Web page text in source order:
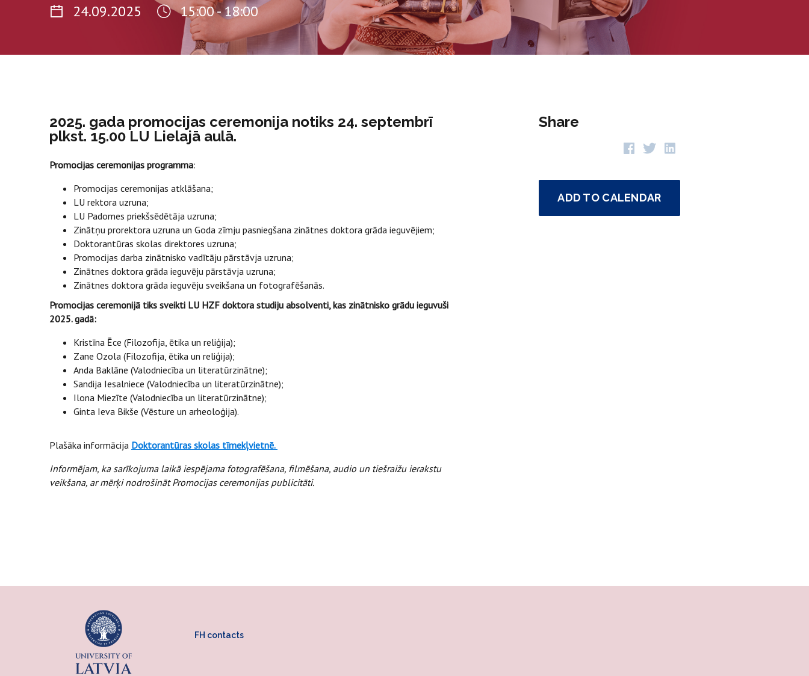
24.09.2025 15:00 - 18:00
2025. gada promocijas ceremonija notiks 24. septembrī
plkst. 15.00 LU Lielajā aulā.
Promocijas ceremonijas programma:
Promocijas ceremonijas atklāšana;
LU rektora uzruna;
LU Padomes priekšsēdētāja uzruna;
Zinātņu prorektora uzruna un Goda zīmju pasniegšana zinātnes doktora grāda ieguvējiem;
Doktorantūras skolas direktores uzruna;
Promocijas darba zinātnisko vadītāju pārstāvja uzruna;
Zinātnes doktora grāda ieguvēju pārstāvja uzruna;
Zinātnes doktora grāda ieguvēju sveikšana un fotografēšanās.
Promocijas ceremonijā tiks sveikti LU HZF doktora studiju absolventi, kas zinātnisko grādu ieguvuši
2025. gadā:
Kristīna Ēce (Filozofija, ētika un reliģija);
Zane Ozola (Filozofija, ētika un reliģija);
Anda Baklāne (Valodniecība un literatūrzinātne);
Sandija Iesalniece (Valodniecība un literatūrzinātne);
Ilona Miezīte (Valodniecība un literatūrzinātne);
Ginta Ieva Bikše (Vēsture un arheoloģija).
Plašāka informācija Doktorantūras skolas tīmekļvietnē.
Informējam, ka sarīkojuma laikā iespējama fotografēšana, filmēšana, audio un tiešraižu ierakstu
veikšana, ar mērķi nodrošināt Promocijas ceremonijas publicitāti.
Share
ADD TO CALENDAR
FH contacts